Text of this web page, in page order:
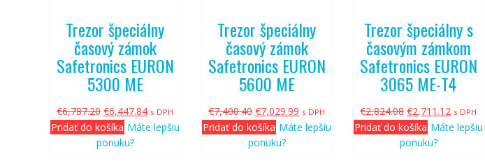
Trezor špeciálny
časový zámok
Safetronics EURON
5300 ME
€6,787.20 Pôvodná
cena
bola:
€6,447.84Aktuálna
cena
s DPH
Pridať do košíka Máte lepšiu
ponuku?
Trezor špeciálny
časový zámok
Safetronics EURON
5600 ME
€7,400.40Pôvodná
cena
bola:
€7,029.99 Aktuálna
cena
s DPH
Pridať do košíka Máte lepšiu
ponuku?
Trezor špeciálny s
časovým zámkom
Safetronics EURON
3065 ME-T4
€2,824.08Pôvodná
cena
bola:
€2,711.12 Aktuálna
cena
s DPH
Pridať do košíka Máte lepšiu
ponuku?